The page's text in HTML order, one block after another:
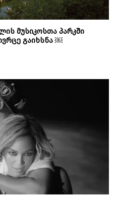
მუსიკოსთა პარკში
გაიხსნა ￼